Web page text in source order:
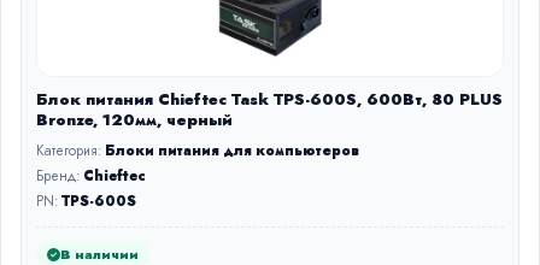
Блок питания Chieftec Task TPS-600S, 600Вт, 80 PLUS
Bronze, 120мм, черный
Категория: Блоки питания для компьютеров
Бренд: Chieftec
PN:TPS-600S
В наличии